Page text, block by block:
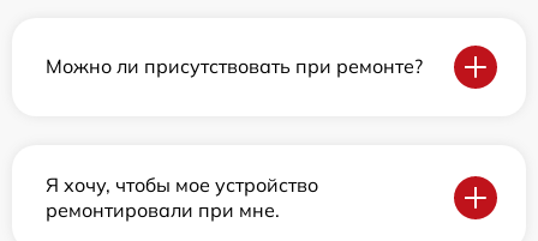
Можно ли присутствовать при ремонте?
Я хочу, чтобы мое устройство
ремонтировали при мне.